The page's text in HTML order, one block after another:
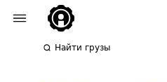
Найти грузы